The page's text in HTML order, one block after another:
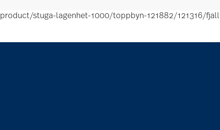
product/stuga-lagenhet-1000/toppbyn-121882/121316/